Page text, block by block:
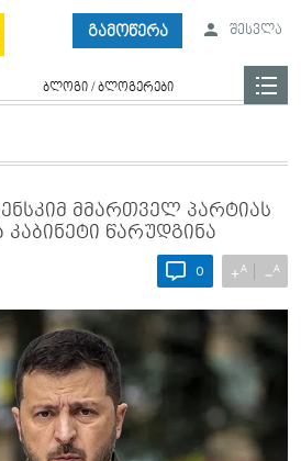
გამოწერა შესვლა
ბლოგი / ბლოგერები
მმართველ პარტიას
წარუდგინა
0 +A −A